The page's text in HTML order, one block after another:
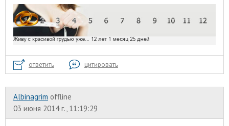
ответить цитировать
Albinagrim offline
03 июня 2014 г., 11:19:29